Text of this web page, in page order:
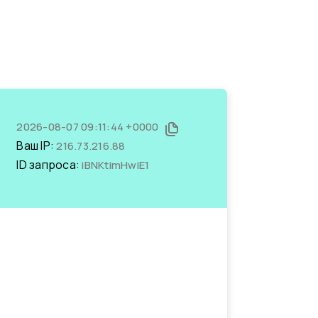
2026-08-07 09:11:44 +0000
Ваш IP:216.73.216.88
ID запроса:iBNKtimHwiE1